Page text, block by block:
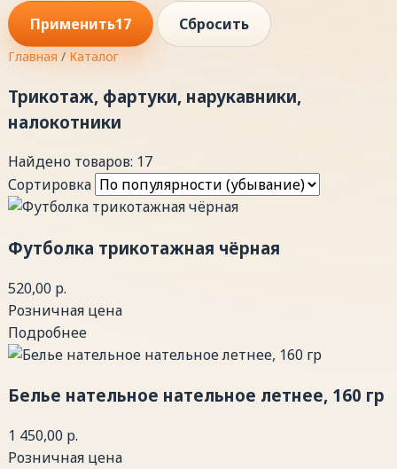
Применить17 Сбросить
Главная / Каталог
Трикотаж, фартуки, нарукавники,
налокотники
Найдено товаров: 17
Сортировка
Футболка трикотажная чёрная
520,00 р.
Розничная цена
Подробнее
Белье нательное нательное летнее, 160 гр
1 450,00 р.
Розничная цена